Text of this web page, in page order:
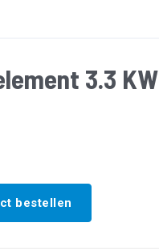
3.3 KW
bestellen